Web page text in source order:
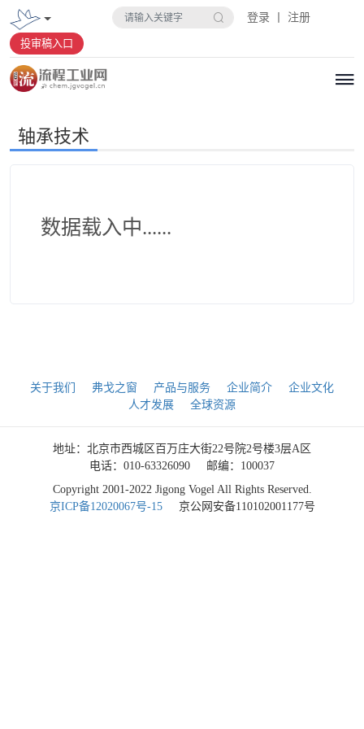
登录 丨 注册
投审稿入口
轴承技术
数据载入中......
关于我们 弗戈之窗 产品与服务 企业简介
企业文化
人才发展
全球资源
地址：北京市西城区百万庄大街22号院2号楼3层A区
电话：010-63326090
邮编：100037
Copyright 2001-2022 Jigong Vogel All Rights Reserved.
京ICP备12020067号-15
京公网安备110102001177号